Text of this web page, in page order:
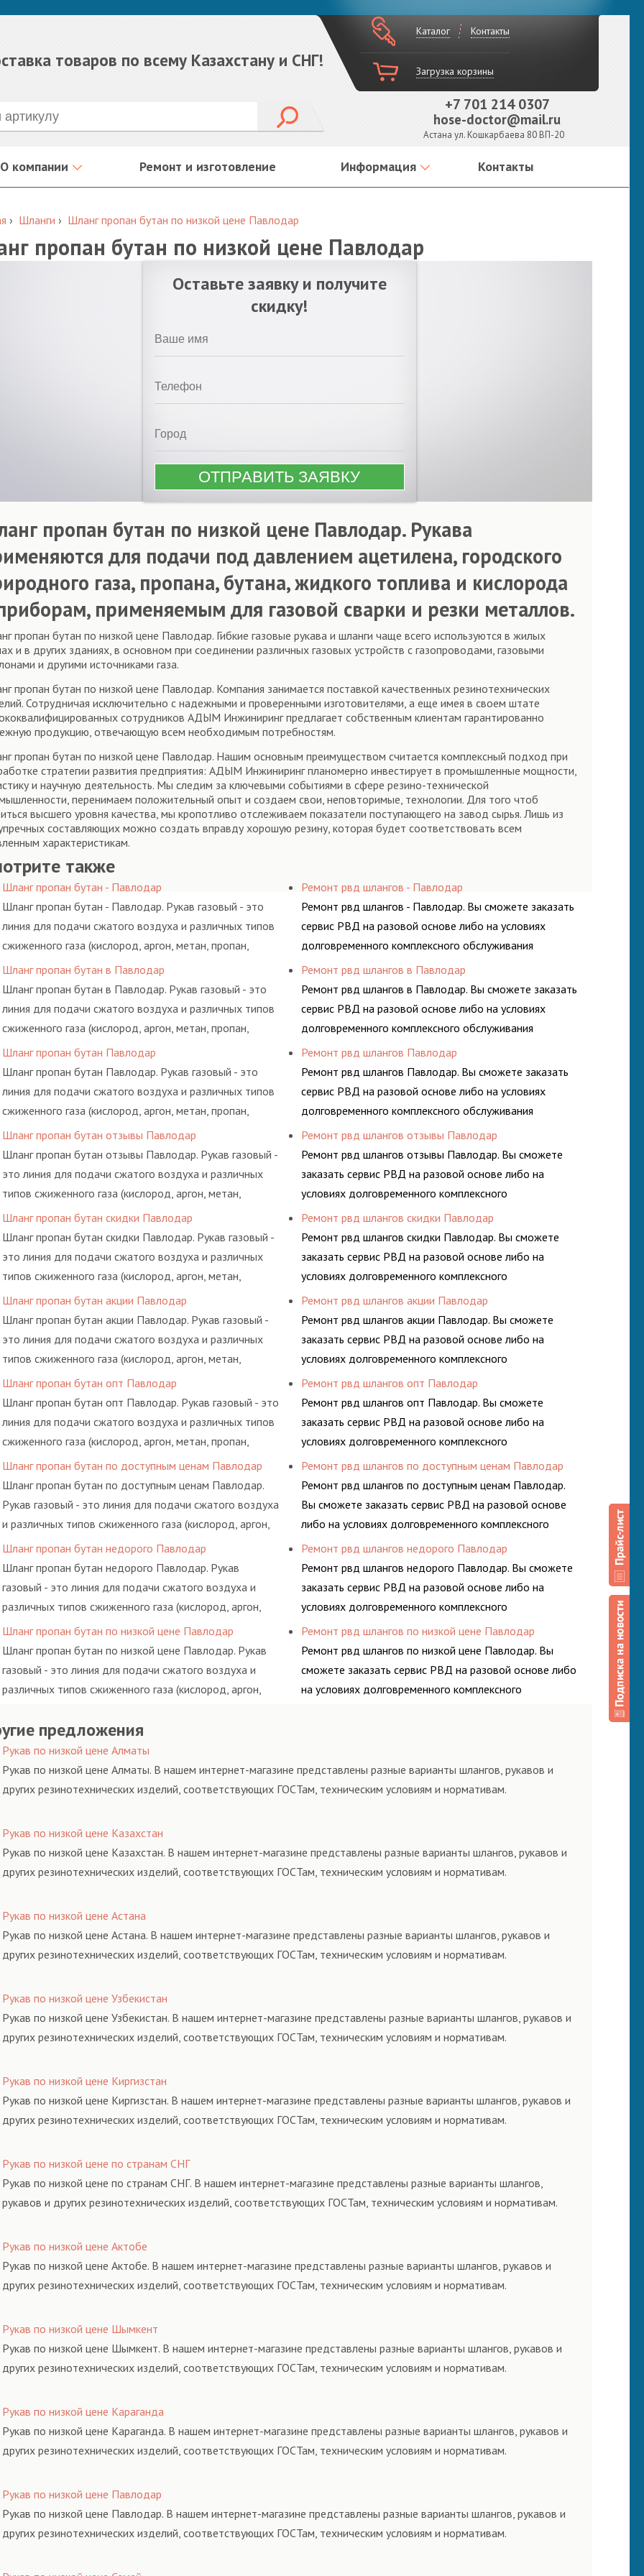
товаров по всему Казахстану и СНГ!
Каталог Контакты
Загрузка корзины
+7 701 214 0307
hose-doctor@mail.ru
Астана ул. Кошкарбаева 80 ВП-20
О компании Ремонт и изготовление Информация Контакты
› Шланги › Шланг пропан бутан по низкой цене Павлодар
пропан бутан по низкой цене Павлодар
Оставьте заявку и получите
скидку!
пропан бутан по низкой цене Павлодар. Рукава
для подачи под давлением ацетилена, городского
газа, пропана, бутана, жидкого топлива и кислорода
применяемым для газовой сварки и резки металлов.
пропан бутан по низкой цене Павлодар. Гибкие газовые рукава и шланги чаще всего используются в жилых
и в других зданиях, в основном при соединении различных газовых устройств с газопроводами, газовыми
и другими источниками газа.
пропан бутан по низкой цене Павлодар. Компания занимается поставкой качественных резинотехнических
Сотрудничая исключительно с надежными и проверенными изготовителями, а еще имея в своем штате
сотрудников АДЫМ Инжиниринг предлагает собственным клиентам гарантированно
продукцию, отвечающую всем необходимым потребностям.
пропан бутан по низкой цене Павлодар. Нашим основным преимуществом считается комплексный подход при
стратегии развития предприятия: АДЫМ Инжиниринг планомерно инвестирует в промышленные мощности,
и научную деятельность. Мы следим за ключевыми событиями в сфере резино-технической
перенимаем положительный опыт и создаем свои, неповторимые, технологии. Для того чтоб
высшего уровня качества, мы кропотливо отслеживаем показатели поступающего на завод сырья. Лишь из
составляющих можно создать вправду хорошую резину, которая будет соответствовать всем
характеристикам.
также
Шланг пропан бутан - Павлодар
Шланг пропан бутан - Павлодар. Рукав газовый - это
линия для подачи сжатого воздуха и различных типов
сжиженного газа (кислород, аргон, метан, пропан,
бутан, ацетилен) между определенными элементами
системы.
Шланг пропан бутан в Павлодар
Шланг пропан бутан в Павлодар. Рукав газовый - это
линия для подачи сжатого воздуха и различных типов
сжиженного газа (кислород, аргон, метан, пропан,
бутан, ацетилен) между определенными элементами
системы.
Шланг пропан бутан Павлодар
Шланг пропан бутан Павлодар. Рукав газовый - это
линия для подачи сжатого воздуха и различных типов
сжиженного газа (кислород, аргон, метан, пропан,
бутан, ацетилен) между определенными элементами
системы.
Шланг пропан бутан отзывы Павлодар
Шланг пропан бутан отзывы Павлодар. Рукав газовый -
это линия для подачи сжатого воздуха и различных
типов сжиженного газа (кислород, аргон, метан,
пропан, бутан, ацетилен) между определенными
элементами системы.
Шланг пропан бутан скидки Павлодар
Шланг пропан бутан скидки Павлодар. Рукав газовый -
это линия для подачи сжатого воздуха и различных
типов сжиженного газа (кислород, аргон, метан,
пропан, бутан, ацетилен) между определенными
элементами системы.
Шланг пропан бутан акции Павлодар
Шланг пропан бутан акции Павлодар. Рукав газовый -
это линия для подачи сжатого воздуха и различных
типов сжиженного газа (кислород, аргон, метан,
пропан, бутан, ацетилен) между определенными
элементами системы.
Шланг пропан бутан опт Павлодар
Шланг пропан бутан опт Павлодар. Рукав газовый - это
линия для подачи сжатого воздуха и различных типов
сжиженного газа (кислород, аргон, метан, пропан,
бутан, ацетилен) между определенными элементами
системы.
Шланг пропан бутан по доступным ценам Павлодар
Шланг пропан бутан по доступным ценам Павлодар.
Рукав газовый - это линия для подачи сжатого воздуха
и различных типов сжиженного газа (кислород, аргон,
метан, пропан, бутан, ацетилен) между определенными
элементами системы.
Шланг пропан бутан недорого Павлодар
Шланг пропан бутан недорого Павлодар. Рукав
газовый - это линия для подачи сжатого воздуха и
различных типов сжиженного газа (кислород, аргон,
метан, пропан, бутан, ацетилен) между определенными
элементами системы.
Шланг пропан бутан по низкой цене Павлодар
Шланг пропан бутан по низкой цене Павлодар. Рукав
газовый - это линия для подачи сжатого воздуха и
различных типов сжиженного газа (кислород, аргон,
элементами системы.
Ремонт рвд шлангов - Павлодар
Ремонт рвд шлангов - Павлодар. Вы сможете заказать
сервис РВД на разовой основе либо на условиях
долговременного комплексного обслуживания
гидросистем Вашего предприятия.
Ремонт рвд шлангов в Павлодар
Ремонт рвд шлангов в Павлодар. Вы сможете заказать
сервис РВД на разовой основе либо на условиях
долговременного комплексного обслуживания
гидросистем Вашего предприятия.
Ремонт рвд шлангов Павлодар
Ремонт рвд шлангов Павлодар. Вы сможете заказать
сервис РВД на разовой основе либо на условиях
долговременного комплексного обслуживания
гидросистем Вашего предприятия.
Ремонт рвд шлангов отзывы Павлодар
Ремонт рвд шлангов отзывы Павлодар. Вы сможете
заказать сервис РВД на разовой основе либо на
условиях долговременного комплексного
обслуживания гидросистем Вашего предприятия.
Ремонт рвд шлангов скидки Павлодар
Ремонт рвд шлангов скидки Павлодар. Вы сможете
заказать сервис РВД на разовой основе либо на
условиях долговременного комплексного
обслуживания гидросистем Вашего предприятия.
Ремонт рвд шлангов акции Павлодар
Ремонт рвд шлангов акции Павлодар. Вы сможете
заказать сервис РВД на разовой основе либо на
условиях долговременного комплексного
обслуживания гидросистем Вашего предприятия.
Ремонт рвд шлангов опт Павлодар
Ремонт рвд шлангов опт Павлодар. Вы сможете
заказать сервис РВД на разовой основе либо на
условиях долговременного комплексного
обслуживания гидросистем Вашего предприятия.
Ремонт рвд шлангов по доступным ценам Павлодар
Ремонт рвд шлангов по доступным ценам Павлодар.
Вы сможете заказать сервис РВД на разовой основе
либо на условиях долговременного комплексного
обслуживания гидросистем Вашего предприятия.
Ремонт рвд шлангов недорого Павлодар
Ремонт рвд шлангов недорого Павлодар. Вы сможете
заказать сервис РВД на разовой основе либо на
условиях долговременного комплексного
обслуживания гидросистем Вашего предприятия.
Ремонт рвд шлангов по низкой цене Павлодар
Ремонт рвд шлангов по низкой цене Павлодар. Вы
сможете заказать сервис РВД на разовой основе либо
на условиях долговременного комплексного
предложения
Рукав по низкой цене Алматы
Рукав по низкой цене Алматы. В нашем интернет-магазине представлены разные варианты шлангов, рукавов и
других резинотехнических изделий, соответствующих ГОСТам, техническим условиям и нормативам.
Рукав по низкой цене Казахстан
Рукав по низкой цене Казахстан. В нашем интернет-магазине представлены разные варианты шлангов, рукавов и
других резинотехнических изделий, соответствующих ГОСТам, техническим условиям и нормативам.
Рукав по низкой цене Астана
Рукав по низкой цене Астана. В нашем интернет-магазине представлены разные варианты шлангов, рукавов и
других резинотехнических изделий, соответствующих ГОСТам, техническим условиям и нормативам.
Рукав по низкой цене Узбекистан
Рукав по низкой цене Узбекистан. В нашем интернет-магазине представлены разные варианты шлангов, рукавов и
других резинотехнических изделий, соответствующих ГОСТам, техническим условиям и нормативам.
Рукав по низкой цене Киргизстан
Рукав по низкой цене Киргизстан. В нашем интернет-магазине представлены разные варианты шлангов, рукавов и
других резинотехнических изделий, соответствующих ГОСТам, техническим условиям и нормативам.
Рукав по низкой цене по странам СНГ
Рукав по низкой цене по странам СНГ. В нашем интернет-магазине представлены разные варианты шлангов,
рукавов и других резинотехнических изделий, соответствующих ГОСТам, техническим условиям и нормативам.
Рукав по низкой цене Актобе
Рукав по низкой цене Актобе. В нашем интернет-магазине представлены разные варианты шлангов, рукавов и
других резинотехнических изделий, соответствующих ГОСТам, техническим условиям и нормативам.
Рукав по низкой цене Шымкент
Рукав по низкой цене Шымкент. В нашем интернет-магазине представлены разные варианты шлангов, рукавов и
других резинотехнических изделий, соответствующих ГОСТам, техническим условиям и нормативам.
Рукав по низкой цене Караганда
Рукав по низкой цене Караганда. В нашем интернет-магазине представлены разные варианты шлангов, рукавов и
других резинотехнических изделий, соответствующих ГОСТам, техническим условиям и нормативам.
Рукав по низкой цене Павлодар
Рукав по низкой цене Павлодар. В нашем интернет-магазине представлены разные варианты шлангов, рукавов и
других резинотехнических изделий, соответствующих ГОСТам, техническим условиям и нормативам.